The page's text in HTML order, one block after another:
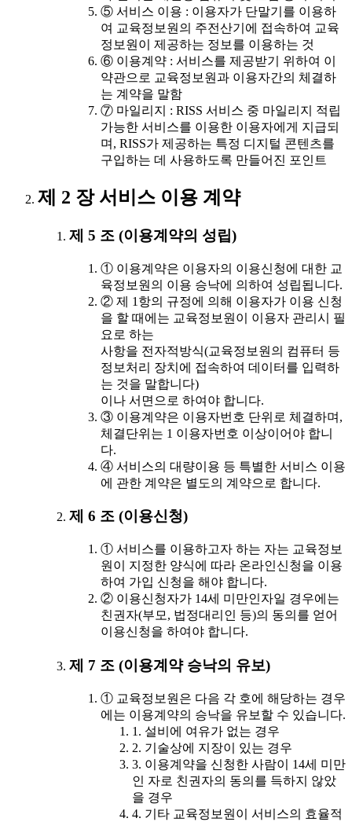
⑤ 서비스 이용 : 이용자가 단말기를 이용하
여 교육정보원의 주전산기에 접속하여 교육
정보원이 제공하는 정보를 이용하는 것
⑥ 이용계약 : 서비스를 제공받기 위하여 이
약관으로 교육정보원과 이용자간의 체결하
는 계약을 말함
⑦ 마일리지 : RISS 서비스 중 마일리지 적립
가능한 서비스를 이용한 이용자에게 지급되
며, RISS가 제공하는 특정 디지털 콘텐츠를
구입하는 데 사용하도록 만들어진 포인트
제 2 장 서비스 이용 계약
제 5 조 (이용계약의 성립)
① 이용계약은 이용자의 이용신청에 대한 교
육정보원의 이용 승낙에 의하여 성립됩니다.
② 제 1항의 규정에 의해 이용자가 이용 신청
을 할 때에는 교육정보원이 이용자 관리시 필
요로 하는
사항을 전자적방식(교육정보원의 컴퓨터 등
정보처리 장치에 접속하여 데이터를 입력하
는 것을 말합니다)
이나 서면으로 하여야 합니다.
③ 이용계약은 이용자번호 단위로 체결하며,
체결단위는 1 이용자번호 이상이어야 합니
다.
④ 서비스의 대량이용 등 특별한 서비스 이용
에 관한 계약은 별도의 계약으로 합니다.
제 6 조 (이용신청)
① 서비스를 이용하고자 하는 자는 교육정보
원이 지정한 양식에 따라 온라인신청을 이용
하여 가입 신청을 해야 합니다.
② 이용신청자가 14세 미만인자일 경우에는
친권자(부모, 법정대리인 등)의 동의를 얻어
이용신청을 하여야 합니다.
제 7 조 (이용계약 승낙의 유보)
① 교육정보원은 다음 각 호에 해당하는 경우
에는 이용계약의 승낙을 유보할 수 있습니다.
1. 설비에 여유가 없는 경우
2. 기술상에 지장이 있는 경우
3. 이용계약을 신청한 사람이 14세 미만
인 자로 친권자의 동의를 득하지 않았
을 경우
4. 기타 교육정보원이 서비스의 효율적